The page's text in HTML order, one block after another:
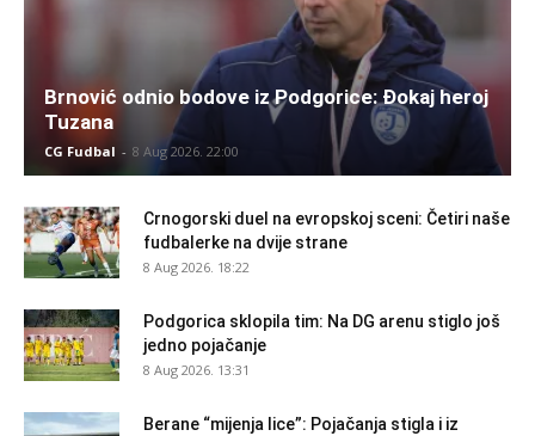
Brnović odnio bodove iz Podgorice: Đokaj heroj
Tuzana
CG Fudbal - 8 Aug 2026. 22:00
Crnogorski duel na evropskoj sceni: Četiri naše
fudbalerke na dvije strane
8 Aug 2026. 18:22
Podgorica sklopila tim: Na DG arenu stiglo još
jedno pojačanje
8 Aug 2026. 13:31
Berane “mijenja lice”: Pojačanja stigla i iz